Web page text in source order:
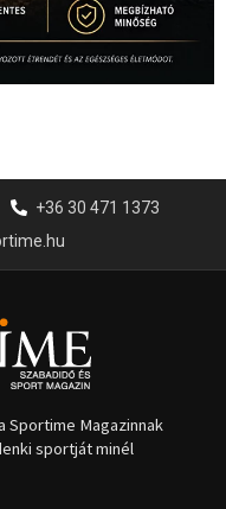
+36 30 471 1373
Sportime Magazinnak
sportját minél